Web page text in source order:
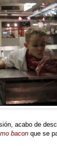
acabo de
bacon que se